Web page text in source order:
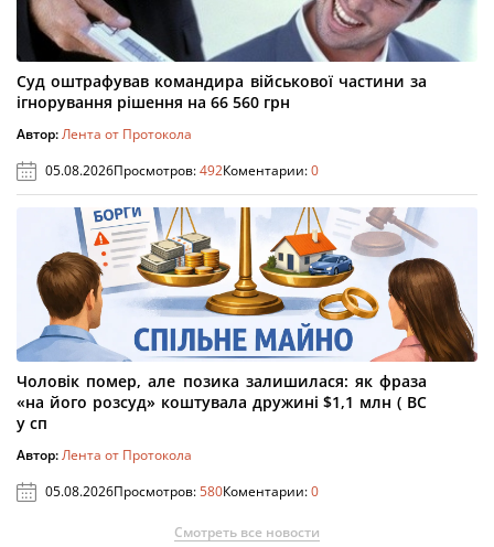
Суд оштрафував командира військової частини за
ігнорування рішення на 66 560 грн
Автор:Лента от Протокола
05.08.2026Просмотров:492Коментарии:0
Чоловік помер, але позика залишилася: як фраза
«на його розсуд» коштувала дружині $1,1 млн ( ВС
у сп
Автор:Лента от Протокола
05.08.2026Просмотров:580Коментарии:0
Смотреть все новости